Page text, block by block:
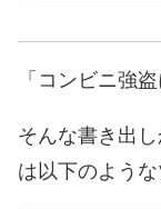
「コンビニ強
そんな書き出し
は以下のような